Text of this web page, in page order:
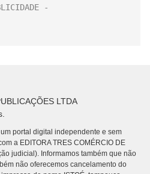
LTDA
portal digital independente e sem
a EDITORA TRES COMÉRCIO DE
judicial). Informamos também que não
não oferecemos cancelamento do